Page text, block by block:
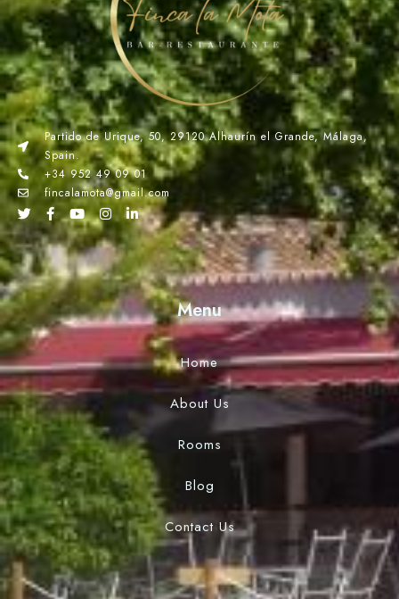
Partido de Urique, 50, 29120 Alhaurín el Grande, Málaga,
Spain.
+34 952 49 09 01
fincalamota@gmail.com
Menu
Home
About Us
Rooms
Blog
Contact Us